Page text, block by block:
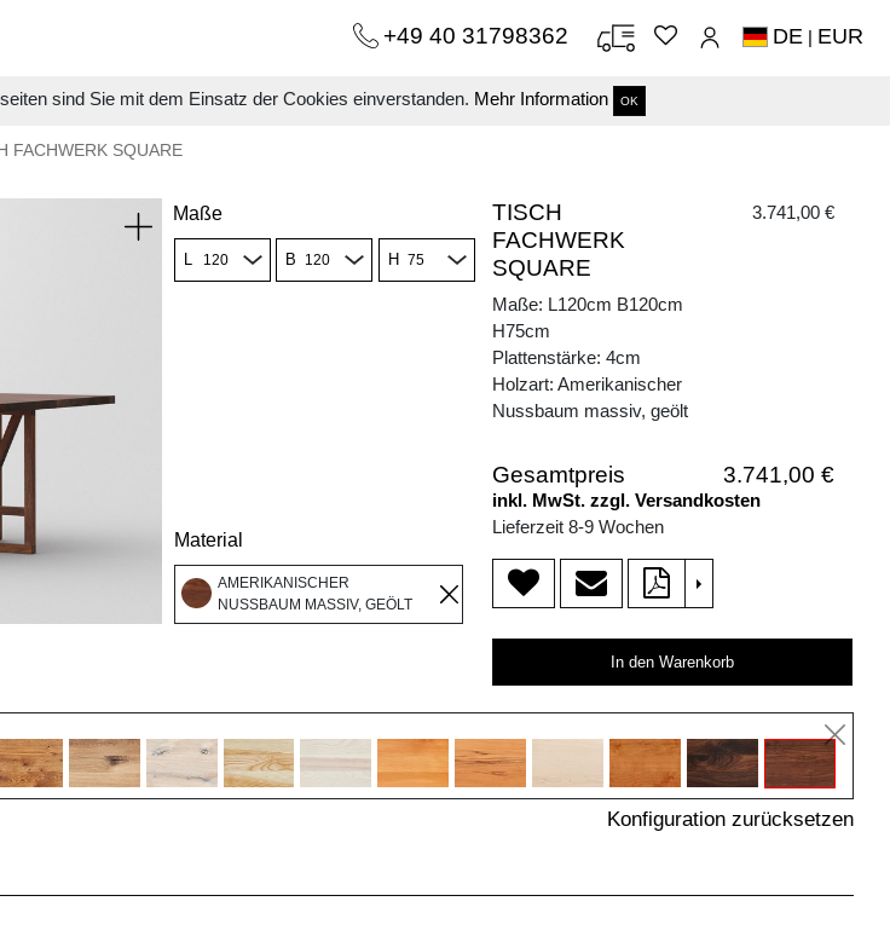
sind Sie mit dem Einsatz der Cookies einverstanden. Mehr Information OK
+49 40 31798362 DE | EUR
FACHWERK SQUARE
Maße
L B H
Material
AMERIKANISCHER
NUSSBAUM MASSIV, GEÖLT
TISCH
FACHWERK
SQUARE
3.741,00 €
Maße: L120cm B120cm
H75cm
Plattenstärke: 4cm
Holzart: Amerikanischer
Nussbaum massiv, geölt
Gesamtpreis 3.741,00 €
inkl. MwSt. zzgl. Versandkosten
Lieferzeit 8-9 Wochen
>
In den Warenkorb
Konfiguration zurücksetzen